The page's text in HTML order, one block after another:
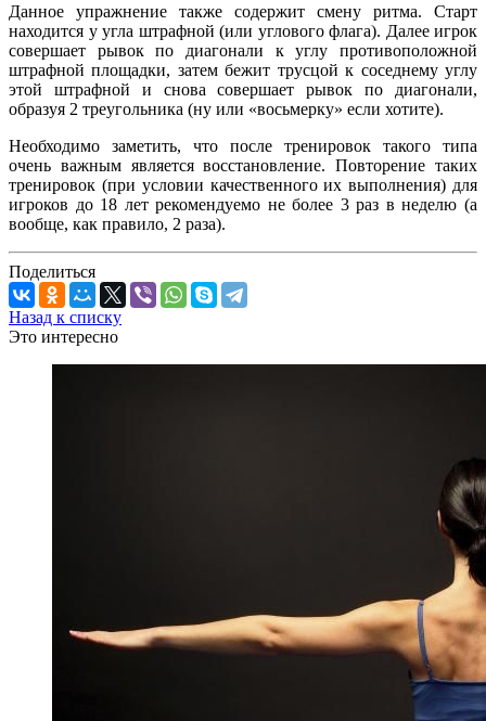
Данное упражнение также содержит смену ритма. Старт
находится у угла штрафной (или углового флага). Далее игрок
совершает рывок по диагонали к углу противоположной
штрафной площадки, затем бежит трусцой к соседнему углу
этой штрафной и снова совершает рывок по диагонали,
образуя 2 треугольника (ну или «восьмерку» если хотите).
Необходимо заметить, что после тренировок такого типа
очень важным является восстановление. Повторение таких
тренировок (при условии качественного их выполнения) для
игроков до 18 лет рекомендуемо не более 3 раз в неделю (а
вообще, как правило, 2 раза).
Поделиться
Назад к списку
Это интересно